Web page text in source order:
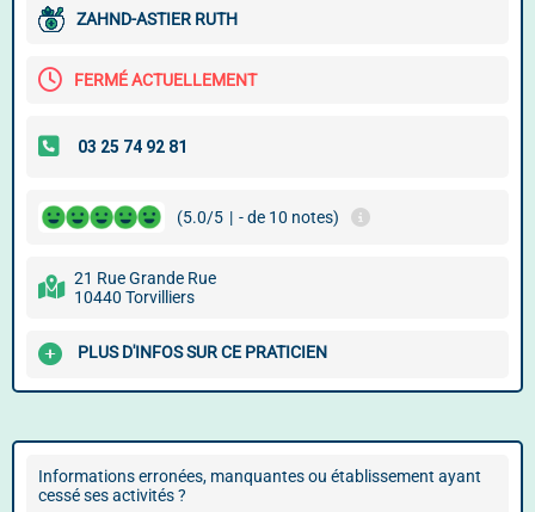
ZAHND-ASTIER RUTH
FERMÉ ACTUELLEMENT
(5.0/5 | - de 10 notes)
21 Rue Grande Rue
10440 Torvilliers
PLUS D'INFOS SUR CE PRATICIEN
Informations erronées, manquantes ou établissement ayant
cessé ses activités ?